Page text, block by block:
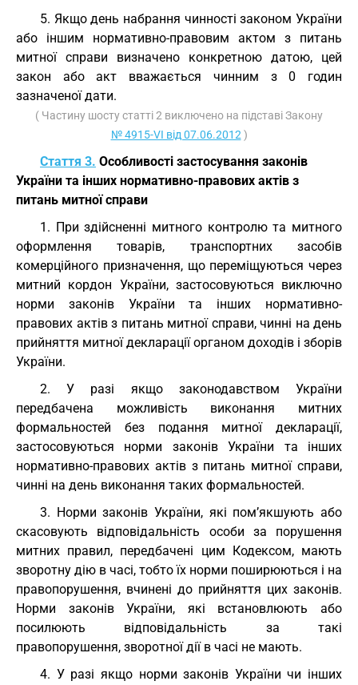
5. Якщо день набрання чинності законом України
або іншим нормативно-правовим актом з питань
митної справи визначено конкретною датою, цей
закон або акт вважається чинним з 0 годин
зазначеної дати.
( Частину шосту статті 2 виключено на підставі Закону
№ 4915-VI від 07.06.2012 )
Стаття 3. Особливості застосування законів
України та інших нормативно-правових актів з
питань митної справи
1. При здійсненні митного контролю та митного
оформлення товарів, транспортних засобів
комерційного призначення, що переміщуються через
митний кордон України, застосовуються виключно
норми законів України та інших нормативно-
правових актів з питань митної справи, чинні на день
прийняття митної декларації органом доходів і зборів
України.
2. У разі якщо законодавством України
передбачена можливість виконання митних
формальностей без подання митної декларації,
застосовуються норми законів України та інших
нормативно-правових актів з питань митної справи,
чинні на день виконання таких формальностей.
3. Норми законів України, які пом’якшують або
скасовують відповідальність особи за порушення
митних правил, передбачені цим Кодексом, мають
зворотну дію в часі, тобто їх норми поширюються і на
правопорушення, вчинені до прийняття цих законів.
Норми законів України, які встановлюють або
посилюють відповідальність за такі
правопорушення, зворотної дії в часі не мають.
4. У разі якщо норми законів України чи інших